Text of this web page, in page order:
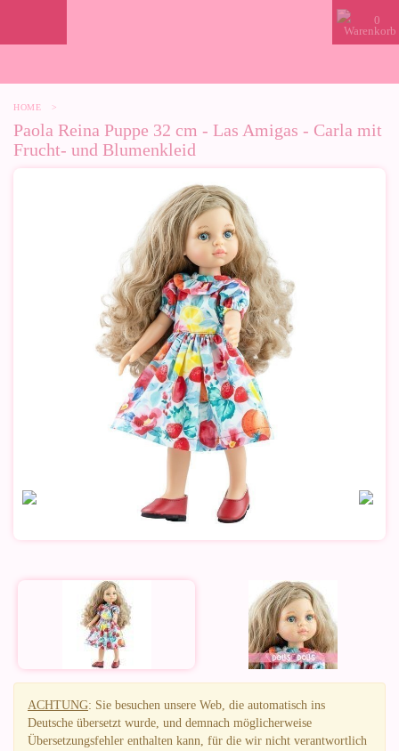
0
HOME >
Paola Reina Puppe 32 cm - Las Amigas - Carla mit
Frucht- und Blumenkleid
ACHTUNG: Sie besuchen unsere Web, die automatisch ins
Deutsche übersetzt wurde, und demnach möglicherweise
Übersetzungsfehler enthalten kann, für die wir nicht verantwortlich